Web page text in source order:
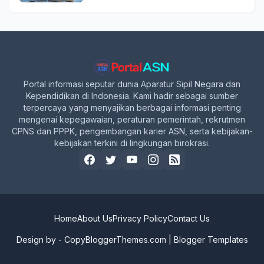
Portal informasi seputar dunia Aparatur Sipil Negara dan
Kependidikan di Indonesia. Kami hadir sebagai sumber
terpercaya yang menyajikan berbagai informasi penting
mengenai kepegawaian, peraturan pemerintah, rekrutmen
CPNS dan PPPK, pengembangan karier ASN, serta kebijakan-
kebijakan terkini di lingkungan birokrasi.
Design by - CopyBloggerThemes.com Blogger Templates
HomeAbout UsPrivacy PolicyContact Us